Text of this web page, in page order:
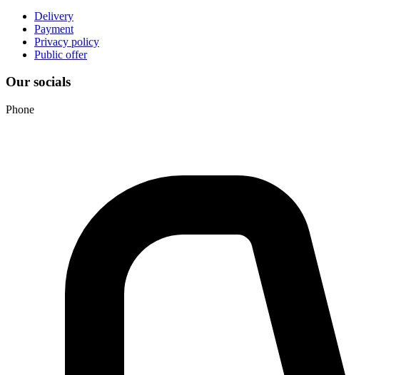
Delivery
Payment
Privacy policy
Public offer
Our socials
Phone